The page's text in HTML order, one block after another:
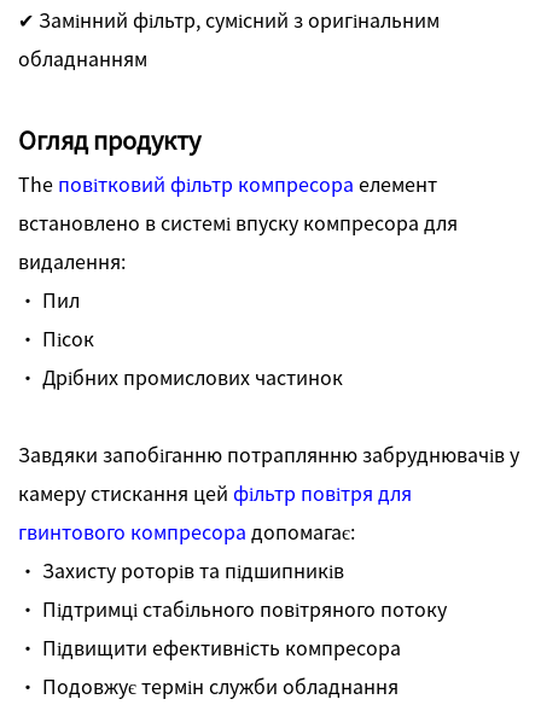
✔ Замінний фільтр, сумісний з оригінальним
обладнанням
Огляд продукту
The повітковий фільтр компресора елемент
встановлено в системі впуску компресора для
видалення:
· Пил
· Пісок
· Дрібних промислових частинок
Завдяки запобіганню потраплянню забруднювачів у
камеру стискання цей фільтр повітря для
гвинтового компресора допомагає:
· Захисту роторів та підшипників
· Підтримці стабільного повітряного потоку
· Підвищити ефективність компресора
· Подовжує термін служби обладнання